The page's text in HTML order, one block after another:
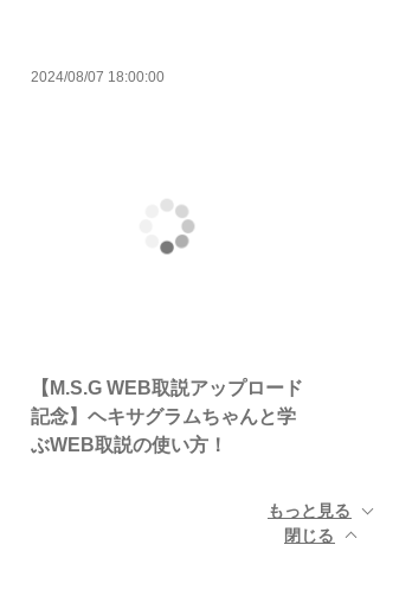
2024/08/07 18:00:00
【M.S.G WEB取説アップロード
記念】ヘキサグラムちゃんと学
ぶWEB取説の使い方！
もっと見る ▼
閉じる ▲